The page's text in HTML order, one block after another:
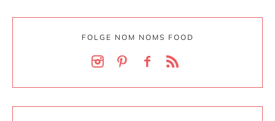
FOLGE NOM NOMS FOOD